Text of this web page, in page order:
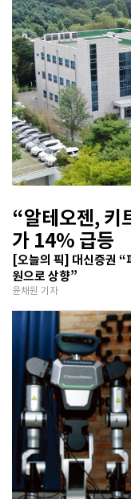
“알테오젠, 키
가 14% 급등
[오늘의 픽] 대신증권
원으로 상향”
윤채원 기자